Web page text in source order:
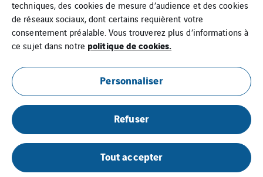
Mentions Légales
Cookies
Plan du site
Contact
techniques, des cookies de mesure d’audience et des cookies
de réseaux sociaux, dont certains requièrent votre
consentement préalable. Vous trouverez plus d’informations à
ce sujet dans notre politique de cookies.
Personnaliser
Refuser
Tout accepter